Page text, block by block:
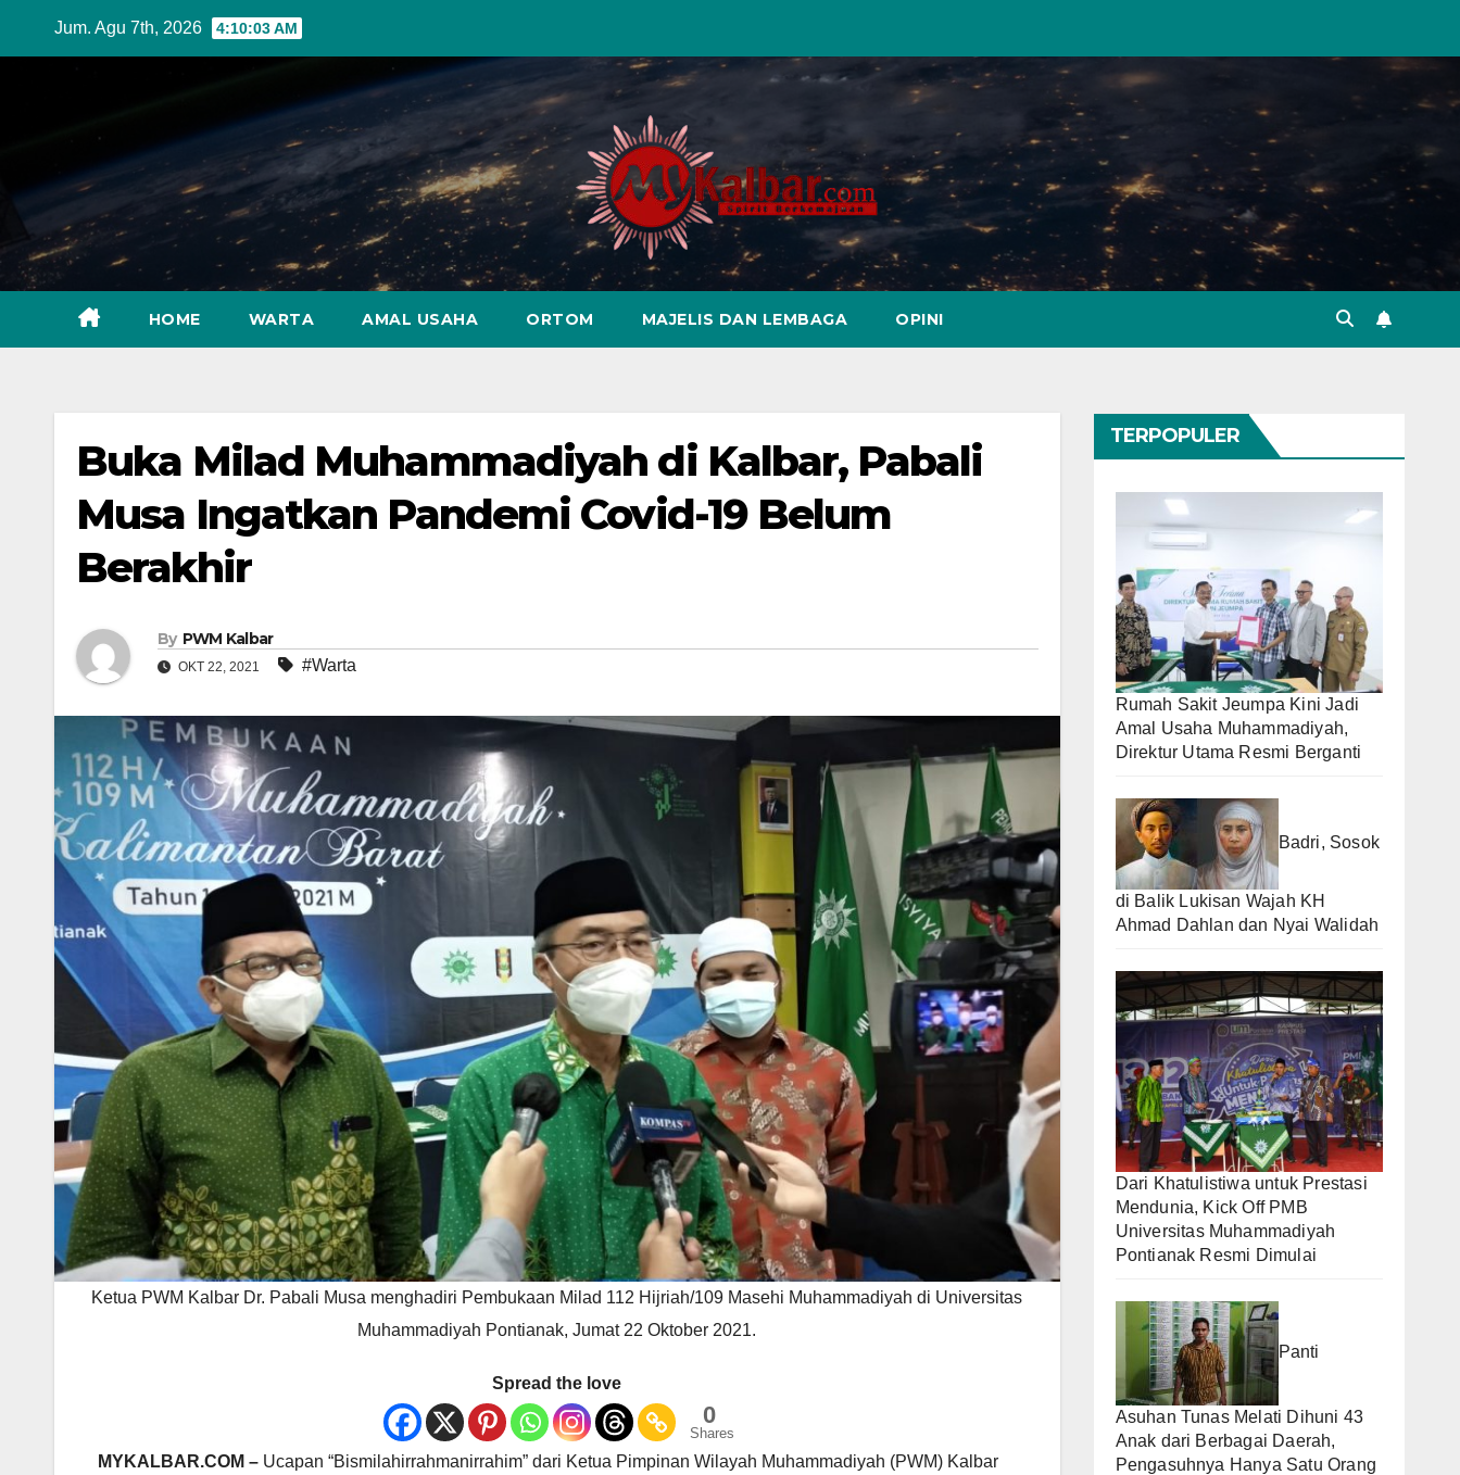
Jum. Agu 7th, 2026 4:10:05 AM
HOME WARTA AMAL USAHA ORTOM MAJELIS DAN LEMBAGA OPINI
Buka Milad Muhammadiyah di Kalbar, Pabali
Musa Ingatkan Pandemi Covid-19 Belum
Berakhir
By PWM Kalbar
OKT 22, 2021 #Warta
Ketua PWM Kalbar Dr. Pabali Musa menghadiri Pembukaan Milad 112 Hijriah/109 Masehi Muhammadiyah di Universitas
Muhammadiyah Pontianak, Jumat 22 Oktober 2021.
Spread the love
0
Shares
MYKALBAR.COM – Ucapan “Bismilahirrahmanirrahim” dari Ketua Pimpinan Wilayah Muhammadiyah (PWM) Kalbar
TERPOPULER
Rumah Sakit Jeumpa Kini Jadi
Amal Usaha Muhammadiyah,
Direktur Utama Resmi Berganti
Badri, Sosok
di Balik Lukisan Wajah KH
Ahmad Dahlan dan Nyai Walidah
Dari Khatulistiwa untuk Prestasi
Mendunia, Kick Off PMB
Universitas Muhammadiyah
Pontianak Resmi Dimulai
Panti
Asuhan Tunas Melati Dihuni 43
Anak dari Berbagai Daerah,
Pengasuhnya Hanya Satu Orang